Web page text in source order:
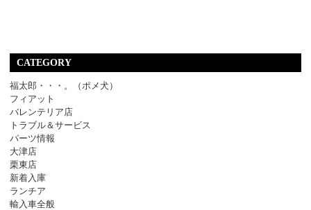
CATEGORY
福太郎・・・。（ポメ犬）
フィアット
バレンテリア店
トラブル＆サービス
パーツ情報
大津店
栗東店
新着入庫
ランチア
輸入車全般